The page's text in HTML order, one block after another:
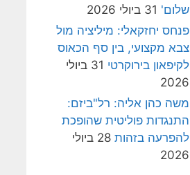
שלום' 31 ביולי 2026
פנחס יחזקאלי: מיליציה מול
צבא מקצועי, בין סף הכאוס
לקיפאון בירוקרטי
31 ביולי
2026
משה כהן אליה: רל"ביזם:
התנגדות פוליטית שהופכת
להפרעה בזהות
28 ביולי
2026